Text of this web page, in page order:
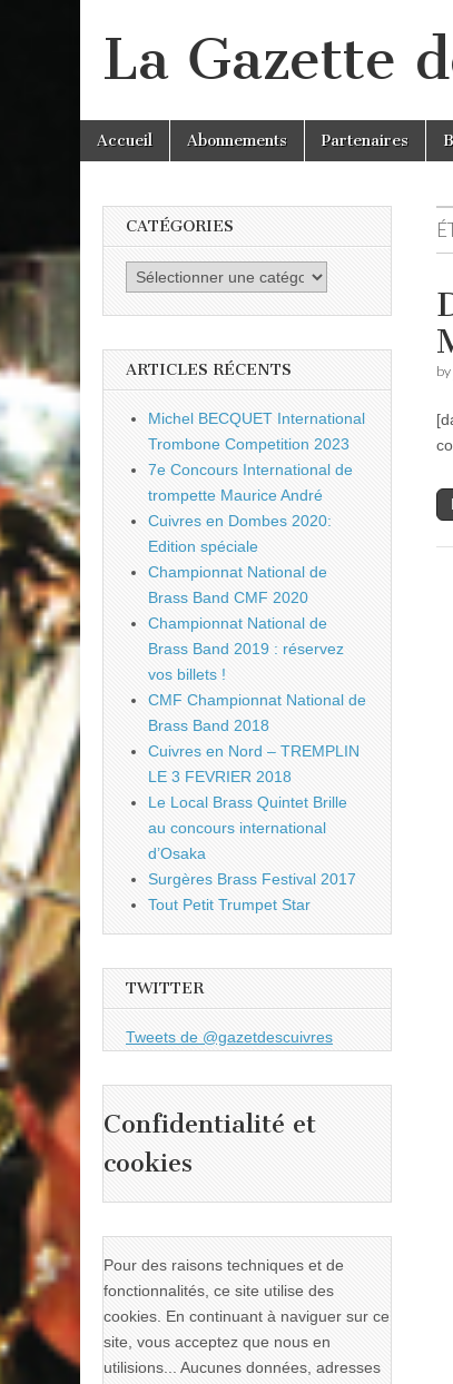
La Gazette
Main
menu
Skip
Accueil Abonnements Partenaires
by
CATÉGORIES
Catégories
ARTICLES RÉCENTS
Michel BECQUET International
Trombone Competition 2023
7e Concours International de
trompette Maurice André
Cuivres en Dombes 2020:
Edition spéciale
Championnat National de
Brass Band CMF 2020
Championnat National de
Brass Band 2019 : réservez
vos billets !
CMF Championnat National de
Brass Band 2018
Cuivres en Nord – TREMPLIN
LE 3 FEVRIER 2018
Le Local Brass Quintet Brille
au concours international
d’Osaka
Surgères Brass Festival 2017
Tout Petit Trumpet Star
TWITTER
Tweets de @gazetdescuivres
Confidentialité et
cookies
Pour des raisons techniques et de
fonctionnalités, ce site utilise des
cookies. En continuant à naviguer sur ce
site, vous acceptez que nous en
utilisions... Aucunes données, adresses